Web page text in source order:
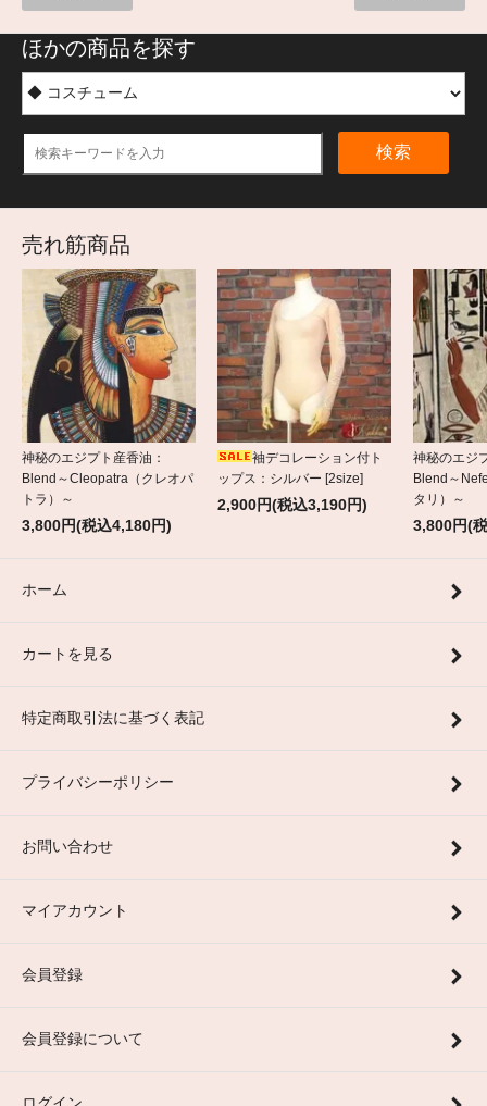
ほかの商品を探す
検索
売れ筋商品
神秘のエジプト産香油：
Blend～Cleopatra（クレオパ
トラ）～
3,800円(税込4,180円)
袖デコレーション付ト
ップス：シルバー [2size]
2,900円(税込3,190円)
神秘のエジ
Blend～
タリ）～
3,800円(
ホーム
カートを見る
特定商取引法に基づく表記
プライバシーポリシー
お問い合わせ
マイアカウント
会員登録
会員登録について